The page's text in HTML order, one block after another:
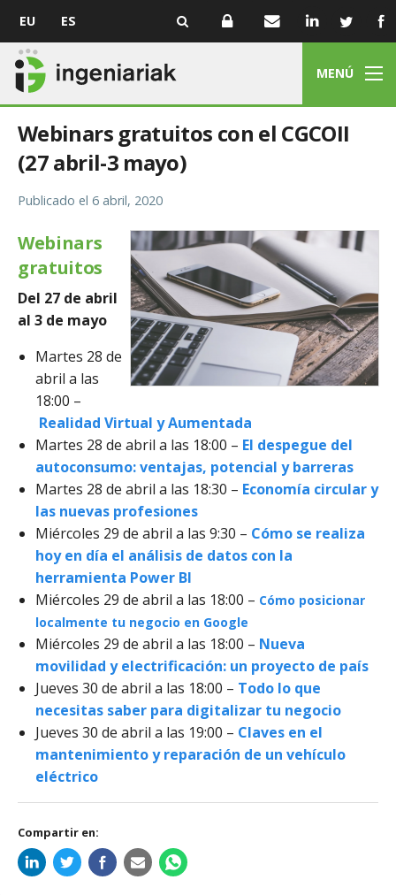
EU ES
MENÚ
Webinars gratuitos con el CGCOII
(27 abril-3 mayo)
Publicado el 6 abril, 2020
Webinars
gratuitos
Del 27 de abril
al 3 de mayo
Martes 28 de
abril a las
18:00 –
Realidad Virtual y Aumentada
Martes 28 de abril a las 18:00 – El despegue del
autoconsumo: ventajas, potencial y barreras
Martes 28 de abril a las 18:30 – Economía circular y
las nuevas profesiones
Miércoles 29 de abril a las 9:30 – Cómo se realiza
hoy en día el análisis de datos con la
herramienta Power BI
Miércoles 29 de abril a las 18:00 – Cómo posicionar
localmente tu negocio en Google
Miércoles 29 de abril a las 18:00 – Nueva
movilidad y electrificación: un proyecto de país
Jueves 30 de abril a las 18:00 – Todo lo que
necesitas saber para digitalizar tu negocio
Jueves 30 de abril a las 19:00 – Claves en el
mantenimiento y reparación de un vehículo
eléctrico
Compartir en: